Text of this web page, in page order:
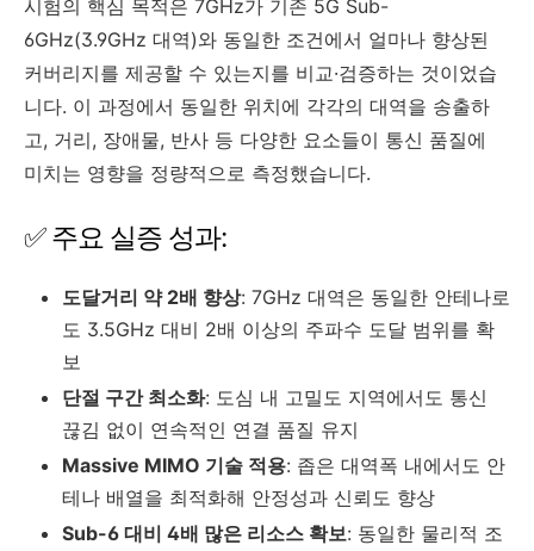
시험의 핵심 목적은 7GHz가 기존 5G Sub-
6GHz(3.9GHz 대역)와 동일한 조건에서 얼마나 향상된
커버리지를 제공할 수 있는지를 비교·검증하는 것이었습
니다. 이 과정에서 동일한 위치에 각각의 대역을 송출하
고, 거리, 장애물, 반사 등 다양한 요소들이 통신 품질에
미치는 영향을 정량적으로 측정했습니다.
✅ 주요 실증 성과:
도달거리 약 2배 향상: 7GHz 대역은 동일한 안테나로
도 3.5GHz 대비 2배 이상의 주파수 도달 범위를 확
보
단절 구간 최소화: 도심 내 고밀도 지역에서도 통신
끊김 없이 연속적인 연결 품질 유지
Massive MIMO 기술 적용: 좁은 대역폭 내에서도 안
테나 배열을 최적화해 안정성과 신뢰도 향상
Sub-6 대비 4배 많은 리소스 확보: 동일한 물리적 조